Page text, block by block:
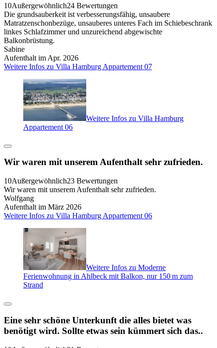
10Außergewöhnlich24 Bewertungen
Die grundsauberkeit ist verbesserungsfähig, unsaubere
Matratzenschonbezüge, unsauberes unteres Fach im Schiebeschrank
linkes Schlafzimmer und unzureichend abgewischte
Balkonbrüstung.
Sabine
Aufenthalt im Apr. 2026
Weitere Infos zu Villa Hamburg Appartement 07
Weitere Infos zu Villa Hamburg
Appartement 06
Wir waren mit unserem Aufenthalt sehr zufrieden.
10Außergewöhnlich23 Bewertungen
Wir waren mit unserem Aufenthalt sehr zufrieden.
Wolfgang
Aufenthalt im März 2026
Weitere Infos zu Villa Hamburg Appartement 06
Weitere Infos zu Moderne
Ferienwohnung in Ahlbeck mit Balkon, nur 150 m zum
Strand
Eine sehr schöne Unterkunft die alles bietet was
benötigt wird. Sollte etwas sein kümmert sich das..